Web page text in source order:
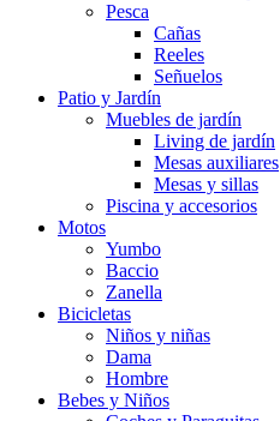
Pesca
Cañas
Reeles
Señuelos
Patio y Jardín
Muebles de jardín
Living de jardín
Mesas auxiliares
Mesas y sillas
Piscina y accesorios
Motos
Yumbo
Baccio
Zanella
Bicicletas
Niños y niñas
Dama
Hombre
Bebes y Niños